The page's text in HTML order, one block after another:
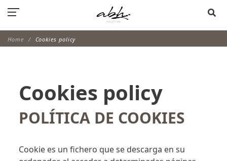
Home Cookies policy
Cookies policy
POLÍTICA DE COOKIES
Cookie es un fichero que se descarga en su